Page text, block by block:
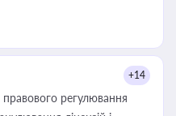
+14
правового регулювання